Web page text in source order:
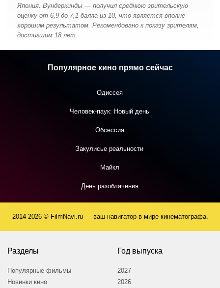
Япония. Вундеркинды — получил среднюю зрительскую
оценку от 6,9 до 7,1 балла из 10, что является вполне
хорошим результатом. Рекомендовано к показу зрителям,
достигшим 18 лет.
Популярное кино прямо сейчас
Одиссея
Человек-паук: Новый день
Обсессия
Закулисье реальности
Майкл
День разоблачения
2014-2026 © FilmNavi.ru — ваш навигатор в мире кинематографа.
Разделы
Популярные фильмы
Новинки кино
Год выпуска
2027
2026